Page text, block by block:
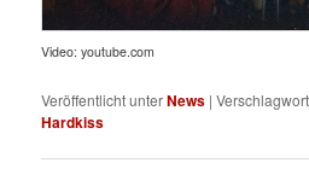
Video: youtube.com
Veröffentlicht unterNews |
Hardkiss